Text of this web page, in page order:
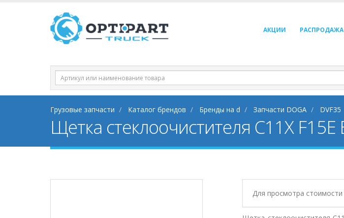
АКЦИИ РАСПРОДАЖА
Грузовые запчасти Каталог брендов Бренды на d Запчасти DOGA DVF35
Щетка стеклоочистителя C11X F15E
Для просмотра